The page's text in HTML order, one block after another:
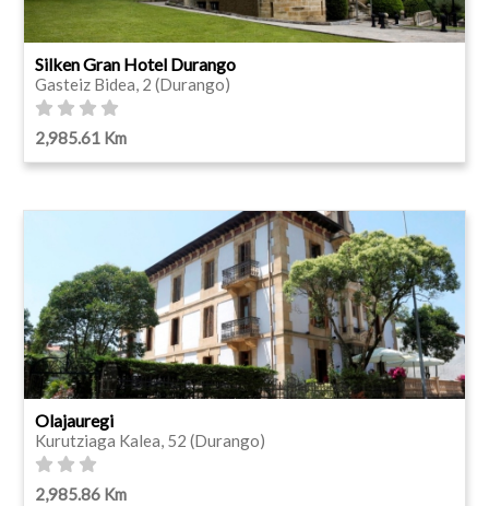
Silken Gran Hotel Durango
Gasteiz Bidea, 2 (Durango)
2,985.61 Km
Olajauregi
Kurutziaga Kalea, 52 (Durango)
2,985.86 Km